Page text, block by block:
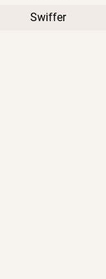
Swiffer